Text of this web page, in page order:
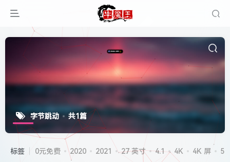
字节跳动 共1篇
标签 0元免费 2020 2021 27 英寸 4.1 4K 4K 屏
5G